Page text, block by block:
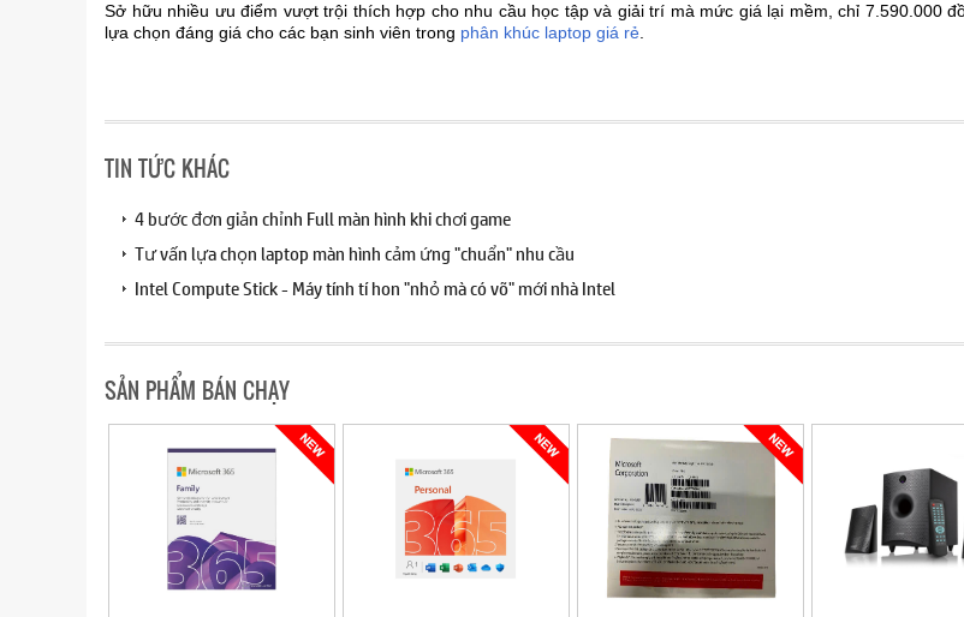
Sở hữu nhiều ưu điểm vượt trội thích hợp cho nhu cầu học tập và giải trí mà mức giá lại mềm, chỉ 7.590.000
lựa chọn đáng giá cho các bạn sinh viên trong phân khúc laptop giá rẻ
TIN TỨC KHÁC
4 bước đơn giản chỉnh Full màn hình khi chơi game
Tư vấn lựa chọn laptop màn hình cảm ứng "chuẩn" nhu cầu
Intel Compute Stick - Máy tính tí hon "nhỏ mà có võ" mới nhà Intel
SẢN PHẨM BÁN CHẠY